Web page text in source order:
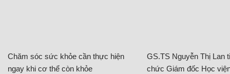
Chăm sóc sức khỏe cần thực hiện
ngay khi cơ thể còn khỏe
GS.TS Nguyễn Thị Lan
chức Giám đốc Học